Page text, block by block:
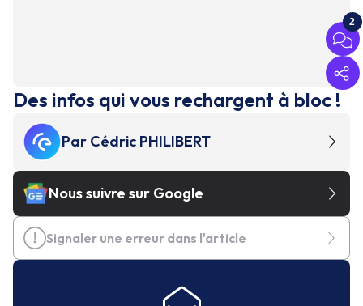
2
Des infos qui vous rechargent à bloc !
Par Cédric PHILIBERT
Nous suivre sur Google
Signaler une erreur dans l'article